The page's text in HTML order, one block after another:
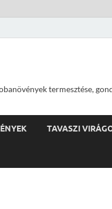
termesztése,
TAVASZI